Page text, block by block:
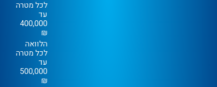
לכל מטרה
עד
400,000
₪
הלוואה
לכל מטרה
עד
500,000
₪